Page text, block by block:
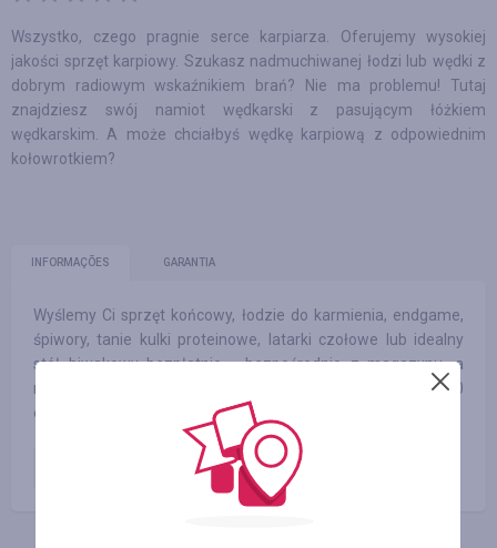
Wszystko, czego pragnie serce karpiarza. Oferujemy wysokiej
jakości sprzęt karpiowy. Szukasz nadmuchiwanej łodzi lub wędki z
dobrym radiowym wskaźnikiem brań? Nie ma problemu! Tutaj
znajdziesz swój namiot wędkarski z pasującym łóżkiem
wędkarskim. A może chciałbyś wędkę karpiową z odpowiednim
kołowrotkiem?
INFORMAÇÕES GARANTIA
Wyślemy Ci sprzęt końcowy, łodzie do karmienia, endgame,
śpiwory, tanie kulki proteinowe, latarki czołowe lub idealny
stół biwakowy bezpłatnie - bezpośrednio z magazynu, a
nawet bez kosztów wysyłki przy zamówieniach powyżej 200
euro (na terenie Niemiec - z wyłączeniem wysp).
Zamówienie opłacone